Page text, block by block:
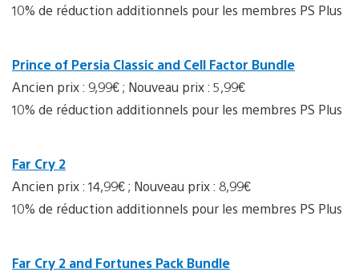
10% de réduction additionnels pour les membres PS Plus
Prince of Persia Classic and Cell Factor Bundle
Ancien prix : 9,99€ ; Nouveau prix : 5,99€
10% de réduction additionnels pour les membres PS Plus
Far Cry 2
Ancien prix : 14,99€ ; Nouveau prix : 8,99€
10% de réduction additionnels pour les membres PS Plus
Far Cry 2 and Fortunes Pack Bundle